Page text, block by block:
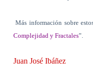
Más información sobre
Complejidad y Fractales”.
Juan José Ibáñez